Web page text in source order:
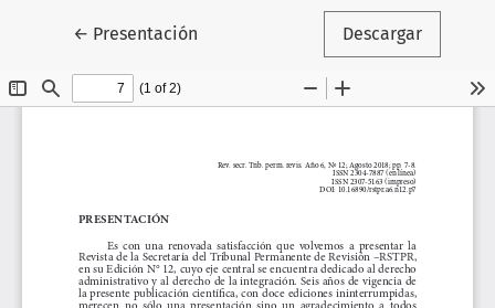
← Volver a los detalles del artículo
Presentación Descargar